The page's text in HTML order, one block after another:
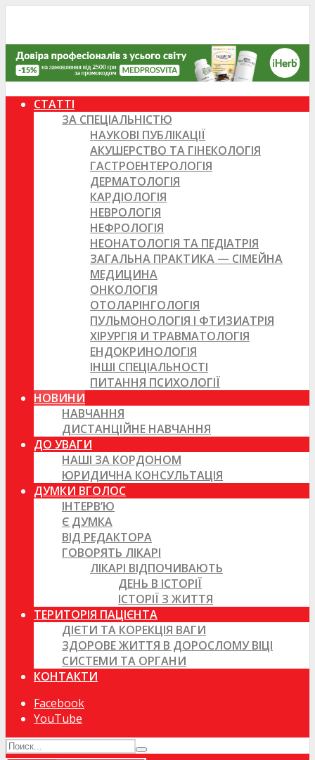
СТАТТІ
ЗА СПЕЦІАЛЬНІСТЮ
НАУКОВІ ПУБЛІКАЦІЇ
АКУШЕРСТВО ТА ГІНЕКОЛОГІЯ
ГАСТРОЕНТЕРОЛОГІЯ
ДЕРМАТОЛОГІЯ
КАРДІОЛОГІЯ
НЕВРОЛОГІЯ
НЕФРОЛОГІЯ
НЕОНАТОЛОГІЯ ТА ПЕДІАТРІЯ
ЗАГАЛЬНА ПРАКТИКА — СІМЕЙНА
МЕДИЦИНА
ОНКОЛОГІЯ
ОТОЛАРІНГОЛОГІЯ
ПУЛЬМОНОЛОГІЯ І ФТИЗИАТРІЯ
ХІРУРГІЯ И ТРАВМАТОЛОГІЯ
ЕНДОКРИНОЛОГІЯ
ІНШІ СПЕЦІАЛЬНОСТІ
ПИТАННЯ ПСИХОЛОГІЇ
НОВИНИ
НАВЧАННЯ
ДИСТАНЦІЙНЕ НАВЧАННЯ
ДО УВАГИ
НАШІ ЗА КОРДОНОМ
ЮРИДИЧНА КОНСУЛЬТАЦІЯ
ДУМКИ ВГОЛОС
ІНТЕРВ’Ю
Є ДУМКА
ВІД РЕДАКТОРА
ГОВОРЯТЬ ЛІКАРІ
ЛІКАРІ ВІДПОЧИВАЮТЬ
ДЕНЬ В ІСТОРІЇ
ІСТОРІЇ З ЖИТТЯ
ТЕРИТОРІЯ ПАЦІЄНТА
ДІЄТИ ТА КОРЕКЦІЯ ВАГИ
ЗДОРОВЕ ЖИТТЯ В ДОРОСЛОМУ ВІЦІ
СИСТЕМИ ТА ОРГАНИ
КОНТАКТИ
Facebook
YouTube